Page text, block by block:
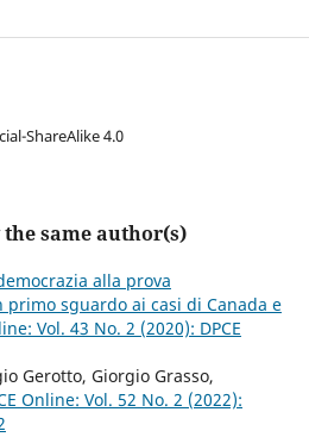
ShareAlike 4.0
same author(s)
alla prova
primo sguardo ai casi di Canada e
Vol. 43 No. 2 (2020): DPCE
Gerotto, Giorgio Grasso,
Online: Vol. 52 No. 2 (2022):